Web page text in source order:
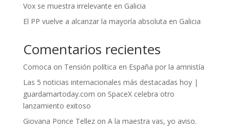
Vox se muestra irrelevante en Galicia
El PP vuelve a alcanzar la mayoría absoluta en Galicia
Comentarios recientes
Comoca on Tensión política en España por la amnistía
Las 5 noticias internacionales más destacadas hoy |
guardamartoday.com on SpaceX celebra otro
lanzamiento exitoso
Giovana Ponce Tellezon A la maestra vas, yo aviso.